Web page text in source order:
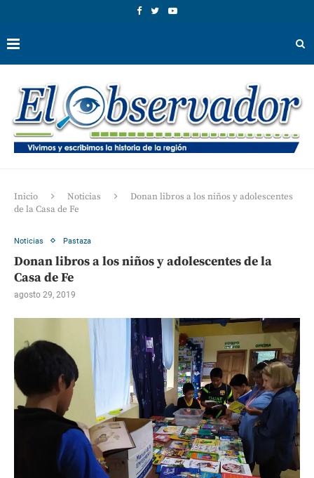
Inicio Noticias
Donan libros a los niños y adolescentes
de la Casa de Fe
Noticias Pastaza
Donan libros a los niños y adolescentes de la
Casa de Fe
agosto 29, 2019